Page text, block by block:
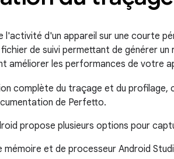
l'activité d'un appareil sur une courte
de suivi permettant de générer
améliorer les performances de votre
complète du traçage et du profilage,
de Perfetto.
propose plusieurs options pour
mémoire et de processeur Android